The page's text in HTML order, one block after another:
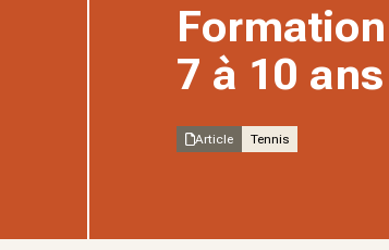
7 à 10 ans
Article Tennis